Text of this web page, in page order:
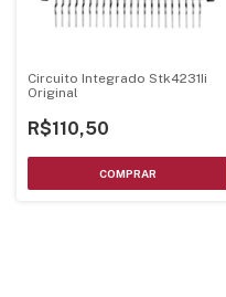
Circuito Integrado Stk4231Ii
Original
R$110,50